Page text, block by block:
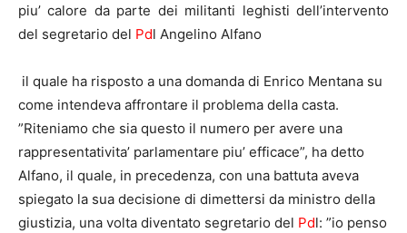
piu’ calore da parte dei militanti leghisti dell’intervento
del segretario del Pdl Angelino Alfano
il quale ha risposto a una domanda di Enrico Mentana su
come intendeva affrontare il problema della casta.
”Riteniamo che sia questo il numero per avere una
rappresentativita’ parlamentare piu’ efficace”, ha detto
Alfano, il quale, in precedenza, con una battuta aveva
spiegato la sua decisione di dimettersi da ministro della
giustizia, una volta diventato segretario del Pdl: ”io penso